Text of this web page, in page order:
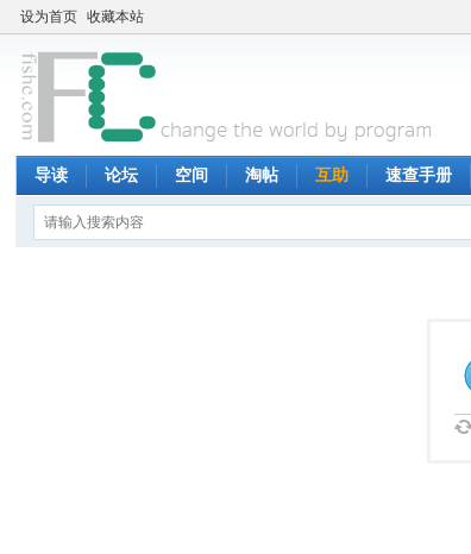
设为首页 收藏本站
导读 论坛 空间 淘帖 互助 速查手册